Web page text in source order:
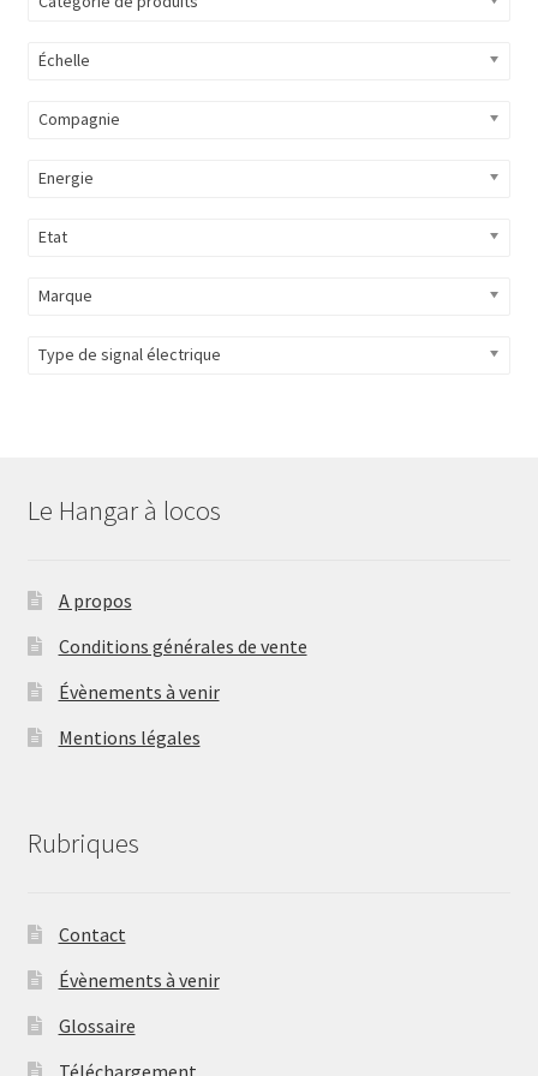
Échelle
Compagnie
Energie
Etat
Marque
Type de signal électrique
Le Hangar à locos
A propos
Conditions générales de vente
Évènements à venir
Mentions légales
Rubriques
Contact
Évènements à venir
Glossaire
Téléchargement